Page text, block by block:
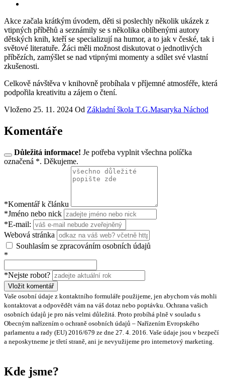
Akce začala krátkým úvodem, děti si poslechly několik ukázek z
vtipných příběhů a seznámily se s několika oblíbenými autory
dětských knih, kteří se specializují na humor, a to jak v české, tak i
světové literatuře. Žáci měli možnost diskutovat o jednotlivých
příbězích, zamýšlet se nad vtipnými momenty a sdílet své vlastní
zkušenosti.
Celkově návštěva v knihovně probíhala v příjemné atmosféře, která
podpořila kreativitu a zájem o čtení.
Vloženo 25. 11. 2024 Od Základní škola T.G.Masaryka Náchod
Komentáře
Důležitá informace! Je potřeba vyplnit všechna políčka
označená *. Děkujeme.
*Komentář k článku
*Jméno nebo nick
*E-mail:
Webová stránka
Souhlasím se zpracováním osobních údajů
*
*Nejste robot?
Vložit komentář
Vaše osobní údaje z kontaktního formuláře použijeme, jen abychom vás mohli
kontaktovat a odpovědět vám na váš dotaz nebo poptávku. Ochrana vašich
osobních údajů je pro nás velmi důležitá. Proto probíhá plně v souladu s
Obecným nařízením o ochraně osobních údajů – Nařízením Evropského
parlamentu a rady (EU) 2016/679 ze dne 27. 4. 2016. Vaše údaje jsou v bezpečí
a neposkytneme je třetí straně, ani je nevyužijeme pro internetový marketing.
Kde jsme?